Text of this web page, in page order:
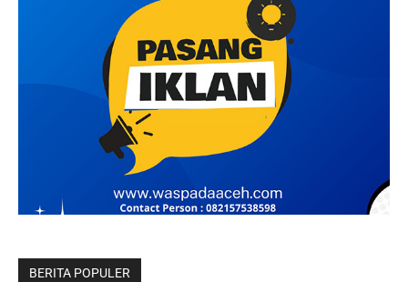
BERITA POPULER